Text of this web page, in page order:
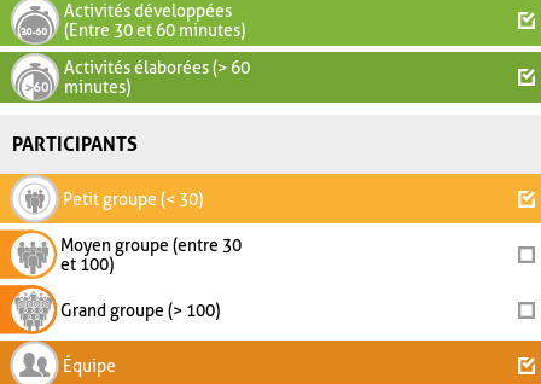
Activités développées
(Entre 30 et 60 minutes)
Activités élaborées (> 60
minutes)
PARTICIPANTS
Petit groupe (< 30)
Moyen groupe (entre 30
et 100)
Grand groupe (> 100)
Équipe